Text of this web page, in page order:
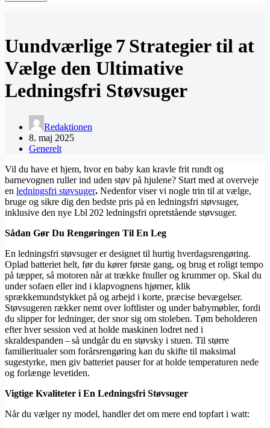
Uundværlige 7 Strategier til at
Vælge den Ultimative
Ledningsfri Støvsuger
Redaktionen
8. maj 2025
Generelt
Vil du have et hjem, hvor en baby kan kravle frit rundt og
barnevognen ruller ind uden støv på hjulene? Start med at overveje
en ledningsfri støvsuger. Nedenfor viser vi nogle trin til at vælge,
bruge og sikre dig den bedste pris på en ledningsfri støvsuger,
inklusive den nye Lbl 202 ledningsfri opretstående støvsuger.
Sådan Gør Du Rengøringen Til En Leg
En ledningsfri støvsuger er designet til hurtig hverdagsrengøring.
Oplad batteriet helt, før du kører første gang, og brug et roligt tempo
på tæpper, så motoren når at trække fnuller og krummer op. Skal du
under sofaen eller ind i klapvognens hjørner, klik
sprækkemundstykket på og arbejd i korte, præcise bevægelser.
Støvsugeren rækker nemt over loftlister og under babymøbler, fordi
du slipper for ledninger, der snor sig om stoleben. Tøm beholderen
efter hver session ved at holde maskinen lodret ned i
skraldespanden – så undgår du en støvsky i stuen. Til større
familieritualer som forårsrengøring kan du skifte til maksimal
sugestyrke, men giv batteriet pauser for at holde temperaturen nede
og forlænge levetiden.
Vigtige Kvaliteter i En Ledningsfri Støvsuger
Når du vælger ny model, handler det om mere end topfart i watt: